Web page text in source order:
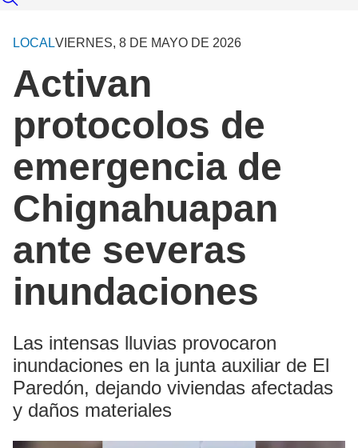
LOCALVIERNES, 8 DE MAYO DE 2026
Activan
protocolos de
emergencia de
Chignahuapan
ante severas
inundaciones
Las intensas lluvias provocaron
inundaciones en la junta auxiliar de El
Paredón, dejando viviendas afectadas
y daños materiales